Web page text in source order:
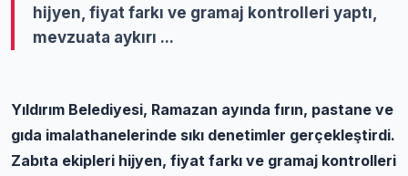
hijyen, fiyat farkı ve gramaj kontrolleri yaptı,
mevzuata aykırı ...
Yıldırım Belediyesi, Ramazan ayında fırın, pastane ve
gıda imalathanelerinde sıkı denetimler gerçekleştirdi.
Zabıta ekipleri hijyen, fiyat farkı ve gramaj kontrolleri